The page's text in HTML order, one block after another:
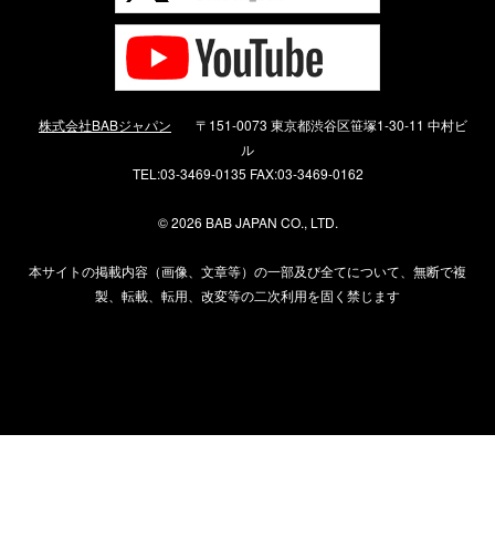
株式会社BABジャパン
〒151-0073 東京都渋谷区笹塚1-30-11 中村ビ
ル
TEL:03-3469-0135 FAX:03-3469-0162
©2026 BAB JAPAN CO., LTD.
本サイトの掲載内容（画像、文章等）の一部及び全てについて、無断で複
製、転載、転用、改変等の二次利用を固く禁じます